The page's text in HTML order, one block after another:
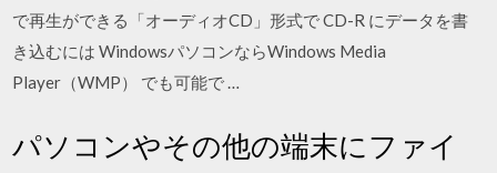
で再生ができる「オーディオCD」形式で CD-R にデータを書
き込むには WindowsパソコンならWindows Media
Player（WMP） でも可能で …
パソコンやその他の端末にファイ